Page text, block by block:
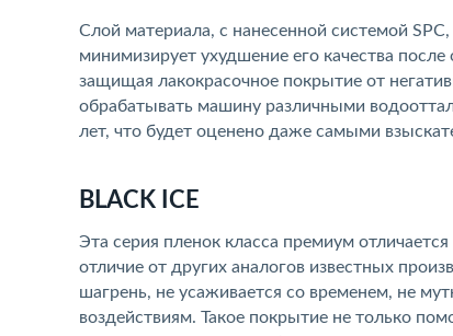
Слой материала, с нанесенной системой
минимизирует ухудшение его качества
защищая лакокрасочное покрытие от
обрабатывать машину различными
лет, что будет оценено даже самыми
BLACK ICE
Эта серия пленок класса премиум
отличие от других аналогов известных
шагрень, не усаживается со временем, не
воздействиям. Такое покрытие не только